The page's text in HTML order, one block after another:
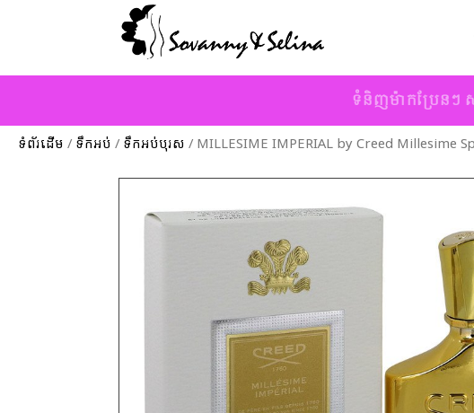
ទំនិញម៉ាកប្រែនៗ
ទំព័រដើម / ទឹកអប់ / ទឹកអប់បុរស / MILLESIME IMPERIAL by Creed Millesime